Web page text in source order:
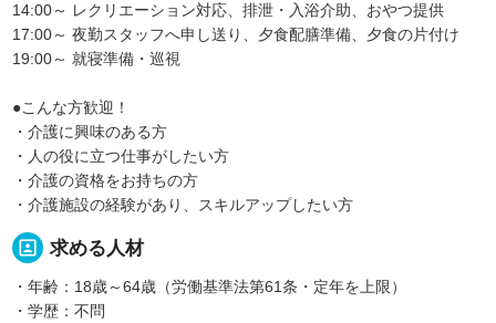
14:00～ レクリエーション対応、排泄・入浴介助、おやつ提供
17:00～ 夜勤スタッフへ申し送り、夕食配膳準備、夕食の片付け
19:00～ 就寝準備・巡視
●こんな方歓迎！
・介護に興味のある方
・人の役に立つ仕事がしたい方
・介護の資格をお持ちの方
・介護施設の経験があり、スキルアップしたい方
portrait 求める人材
・年齢：18歳～64歳（労働基準法第61条・定年を上限）
・学歴：不問